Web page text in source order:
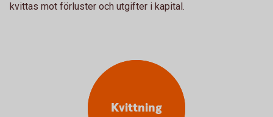
kvittas mot förluster och utgifter i kapital.
Kvittning